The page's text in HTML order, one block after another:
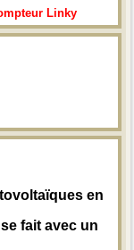
Linky
en
fait avec un